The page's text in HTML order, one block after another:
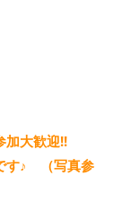
加大歓迎!!
す♪ （写真参